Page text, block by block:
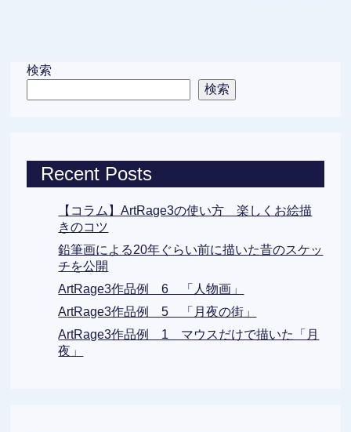
検索
検索
Recent Posts
【コラム】ArtRage3の使い方 楽しくお絵描
きのコツ
鉛筆画による20年ぐらい前に描いた昔のスケッ
チを公開
ArtRage3作品例 6 「人物画」
ArtRage3作品例 5 「月夜の街」
ArtRage3作品例 1 マウスだけで描いた「月
夜」